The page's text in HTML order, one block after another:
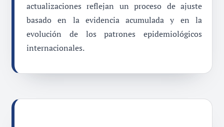
actualizaciones reflejan un proceso de ajuste
basado en la evidencia acumulada y en la
evolución de los patrones epidemiológicos
internacionales.